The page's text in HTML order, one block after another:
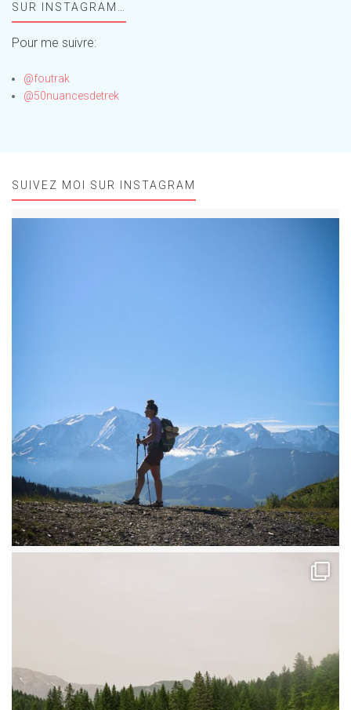
!SUR INSTAGRAM…
Pour me suivre:
@foutrak
@50nuancesdetrek
SUIVEZ MOI SUR INSTAGRAM